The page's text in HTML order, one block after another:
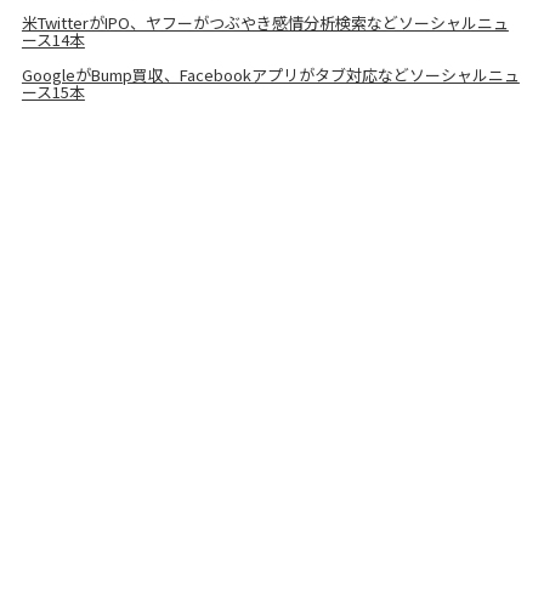
米TwitterがIPO、ヤフーがつぶやき感情分析検索などソーシャルニュ
ース14本
GoogleがBump買収、Facebookアプリがタブ対応などソーシャルニュ
ース15本